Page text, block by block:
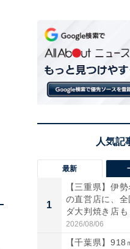
最新
1
【三重県】伊
の直営店に、
ダ大判焼き店も
伊...
2026/08/06
【千葉県】